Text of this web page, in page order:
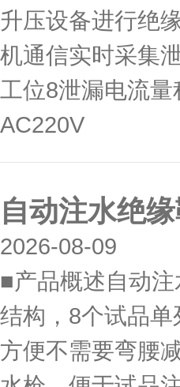
升压设备进行绝
机通信实时采集
工位8泄漏电流
AC220V
自动注水绝
2026-08-09
■产品概述自动
结构，8个试品
方便不需要弯腰